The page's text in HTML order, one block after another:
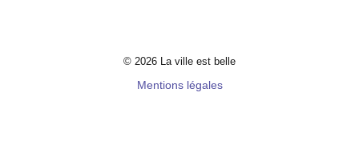
© 2026 La ville est belle
Mentions légales